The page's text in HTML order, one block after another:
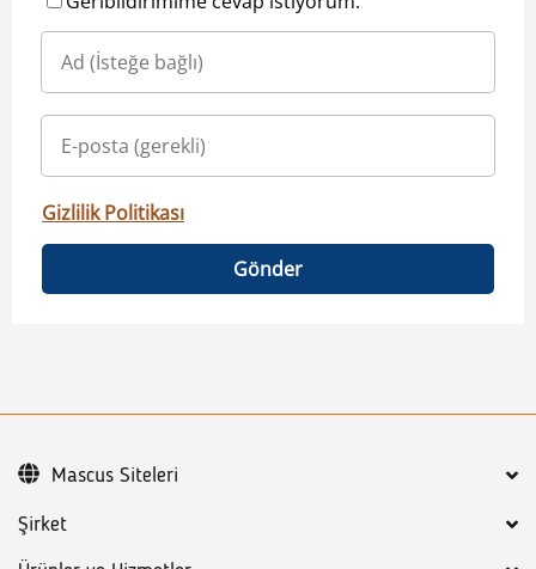
Gizlilik Politikası
Gönder
Şirket
Mascus Siteleri